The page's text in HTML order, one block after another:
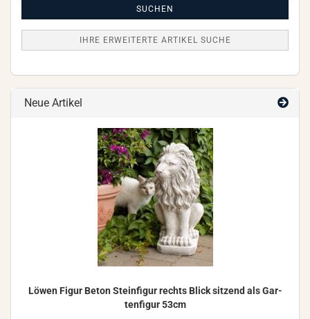
SUCHEN
IHRE ERWEITERTE ARTIKEL SUCHE
Neue Artikel
Löwen Figur Beton Stein­fi­gur rechts Blick sit­zend als Gar­
ten­fi­gur 53cm